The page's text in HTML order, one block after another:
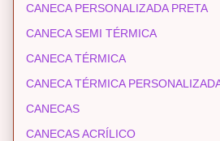
CANECA PERSONALIZADA PRETA
CANECA SEMI TÉRMICA
CANECA TÉRMICA
CANECA TÉRMICA
CANECAS
CANECAS ACRÍLICO